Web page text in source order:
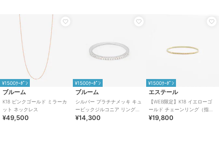
¥1500ｸｰﾎﾟﾝ
ブルーム
K18 ピンクゴールド ミラーカ
ット ネックレス
¥49,500
¥1500ｸｰﾎﾟﾝ
ブルーム
シルバー プラチナメッキ キュ
ービックジルコニア リング
（指輪）※ピンキーサイズあり
¥14,300
¥1500ｸｰﾎﾟﾝ
エステール
【WEB限定】K18 イエローゴ
ールド チェーンリング（指
輪）※ピンキーサイズあり
¥19,800